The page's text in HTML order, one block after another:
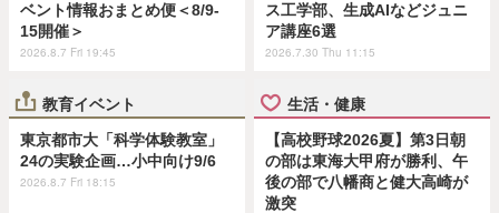
ベント情報おまとめ便＜8/9-
15開催＞
2026.8.7 Fri 19:45
ス工学部、生成AIなどジュニ
ア講座6選
2026.7.30 Thu 11:15
教育イベント
東京都市大「科学体験教室」
24の実験企画…小中向け9/6
2026.8.7 Fri 18:15
生活・健康
【高校野球2026夏】第3日朝
の部は東海大甲府が勝利、午
後の部で八幡商と健大高崎が
激突